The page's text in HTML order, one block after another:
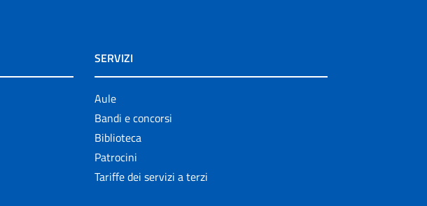
SERVIZI
Aule
Bandi e concorsi
Biblioteca
Patrocini
Tariffe dei servizi a terzi